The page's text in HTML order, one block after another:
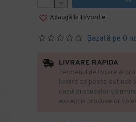
Bazată pe 0
Adaugă la favorite
LIVRARE RAPIDA
Termenul de livrare al
livrare se poate extinde
cazul produselor
exceptia produselor